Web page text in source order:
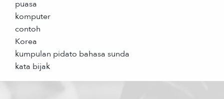
puasa
komputer
contoh
Korea
kumpulan pidato bahasa sunda
kata bijak